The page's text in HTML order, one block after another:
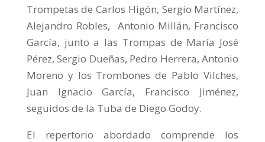
Trompetas de Carlos Higón, Sergio Martínez,
Alejandro Robles, Antonio Millán, Francisco
García, junto a las Trompas de María José
Pérez, Sergio Dueñas, Pedro Herrera, Antonio
Moreno y los Trombones de Pablo Vilches,
Juan Ignacio García, Francisco Jiménez,
seguidos de la Tuba de Diego Godoy.
El repertorio abordado comprende los